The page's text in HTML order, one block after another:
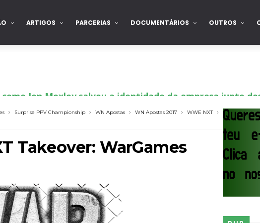
ARTIGOS PARCERIAS DOCUMENTÁRIOS OUTROS
Jon Moxley salvou a identidade da empresa junto
perto de interromper combate de Brie Bella após lesão
sem Brie Bella
Surprise PPV Championship WN Apostas WN Apostas 2017
WWE NXT
Takeover: WarGames